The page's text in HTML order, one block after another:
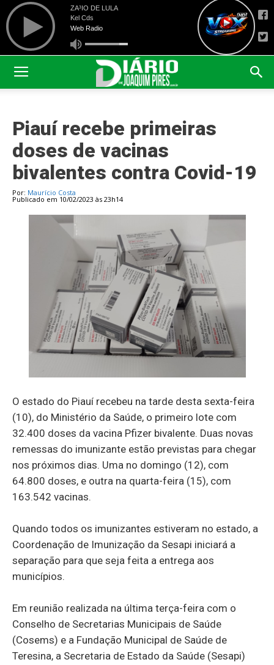
Piauí recebe primeiras
doses de vacinas
bivalentes contra Covid-19
Por: Maurício Costa
Publicado em 10/02/2023 às 23h14
O estado do Piauí recebeu na tarde desta sexta-feira
(10), do Ministério da Saúde, o primeiro lote com
32.400 doses da vacina Pfizer bivalente. Duas novas
remessas do imunizante estão previstas para chegar
nos próximos dias. Uma no domingo (12), com
64.800 doses, e outra na quarta-feira (15), com
163.542 vacinas.
Quando todos os imunizantes estiveram no estado, a
Coordenação de Imunização da Sesapi iniciará a
separação para que seja feita a entrega aos
municípios.
Em reunião realizada na última terça-feira com o
Conselho de Secretarias Municipais de Saúde
(Cosems) e a Fundação Municipal de Saúde de
Teresina, a Secretaria de Estado da Saúde (Sesapi)